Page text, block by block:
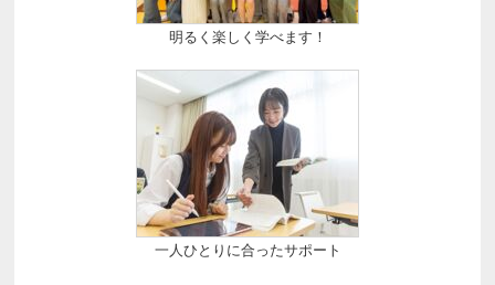
明るく楽しく学べます！
一人ひとりに合ったサポート